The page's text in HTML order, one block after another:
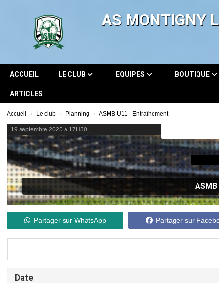
AS MONTIGNY
ACCUEIL LE CLUB EQUIPES BOUTIQUE
ARTICLES
Accueil Le club Planning ASMB U11 - Entraînement
19 septembre 2025 à 17H30
ASMB
Partager sur WhatsApp Partager sur
Date